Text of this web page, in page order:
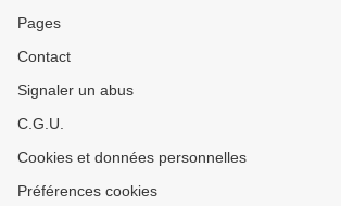
Pages
Contact
Signaler un abus
C.G.U.
Cookies et données personnelles
Préférences cookies